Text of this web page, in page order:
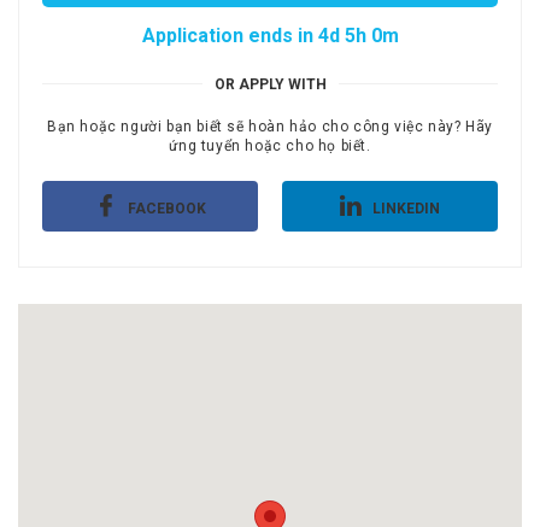
Application ends in 4d 5h 0m
OR APPLY WITH
Bạn hoặc người bạn biết sẽ hoàn hảo cho công việc này? Hãy
ứng tuyển hoặc cho họ biết.
FACEBOOK LINKEDIN